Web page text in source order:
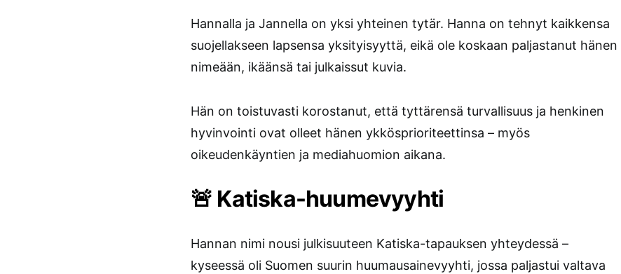
Hannalla ja Jannella on yksi yhteinen tytär. Hanna on tehnyt kaikkensa
suojellakseen lapsensa yksityisyyttä, eikä ole koskaan paljastanut hänen
nimeään, ikäänsä tai julkaissut kuvia.
Hän on toistuvasti korostanut, että tyttärensä turvallisuus ja henkinen
hyvinvointi ovat olleet hänen ykkösprioriteettinsa – myös
oikeudenkäyntien ja mediahuomion aikana.
🚨 Katiska-huumevyyhti
Hannan nimi nousi julkisuuteen Katiska-tapauksen yhteydessä –
kyseessä oli Suomen suurin huumausainevyyhti, jossa paljastui valtava